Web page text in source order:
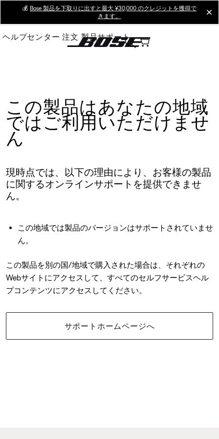
Main
💰 Bose 製品を下取りに出すと最大 ¥30,000 のクレジットを獲得で
きます。
ヘルプセンター 注文 製品サポート
この製品はあなたの地域
ではご利用いただけませ
ん
現時点では、以下の理由により、お客様の製品
に関するオンラインサポートを提供できませ
ん。
この地域では製品のバージョンはサポートされていませ
ん。
この製品を別の国/地域で購入された場合は、それぞれの
Webサイトにアクセスして、すべてのセルフサービスヘル
プコンテンツにアクセスしてください。
サポートホームページへ